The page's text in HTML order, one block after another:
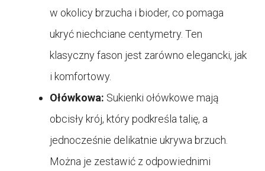
w okolicy brzucha i bioder, co pomaga
ukryć niechciane centymetry. Ten
klasyczny fason jest zarówno elegancki, jak
i komfortowy.
Ołówkowa: Sukienki ołówkowe mają
obcisły krój, który podkreśla talię, a
jednocześnie delikatnie ukrywa brzuch.
Można je zestawić z odpowiednimi